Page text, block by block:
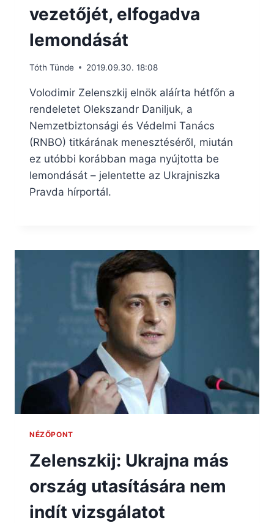
vezetőjét, elfogadva
lemondását
Tóth Tünde 2019.09.30. 18:08
Volodimir Zelenszkij elnök aláírta hétfőn a
rendeletet Olekszandr Daniljuk, a
Nemzetbiztonsági és Védelmi Tanács
(RNBO) titkárának menesztéséről, miután
ez utóbbi korábban maga nyújtotta be
lemondását – jelentette az Ukrajniszka
Pravda hírportál.
NÉZŐPONT
Zelenszkij: Ukrajna más
ország utasítására nem
indít vizsgálatot